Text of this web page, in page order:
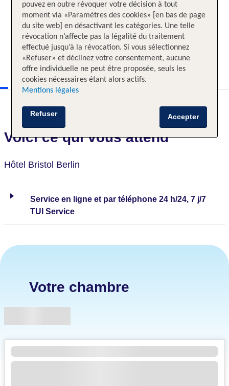
Voici ce qui vous attend
Hôtel Bristol Berlin
Service en ligne et par téléphone 24 h/24, 7 j/7
TUI Service
Votre chambre
pouvez en outre révoquer votre décision à tout
moment via «Paramètres des cookies» [en bas de page
du site web] en désactivant les catégories. Une telle
révocation n’affecte pas la légalité du traitement
effectué jusqu’à la révocation. Si vous sélectionnez
«Refuser» et déclinez votre consentement, aucune
offre individuelle ne peut être proposée, seuls les
cookies nécessaires étant alors actifs.
Mentions légales
Accepter
Refuser